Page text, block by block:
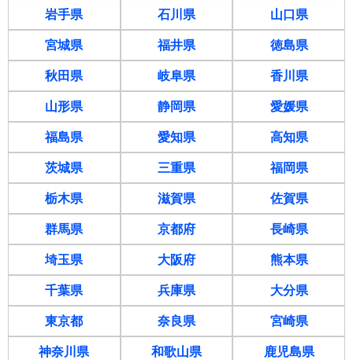
岩手県
宮城県
秋田県
山形県
福島県
茨城県
栃木県
群馬県
埼玉県
千葉県
東京都
神奈川県
石川県
福井県
岐阜県
静岡県
愛知県
三重県
滋賀県
京都府
大阪府
兵庫県
奈良県
和歌山県
山口県
徳島県
香川県
愛媛県
高知県
福岡県
佐賀県
長崎県
熊本県
大分県
宮崎県
鹿児島県